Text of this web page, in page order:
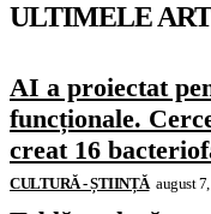
ULTIMELE
AI a proiectat
funcționale.
creat 16
CULTURĂ - ȘTIINȚĂ august